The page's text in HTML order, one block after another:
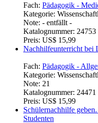
Fach: Pädagogik -
Kategorie:
Note: - entfällt -
Katalognummer: 24753
Preis: US$ 15,99
Nachhilfeunterricht bei
Fach: Pädagogik -
Kategorie:
Note: 21
Katalognummer: 24471
Preis: US$ 15,99
Schülernachhilfe
Studenten